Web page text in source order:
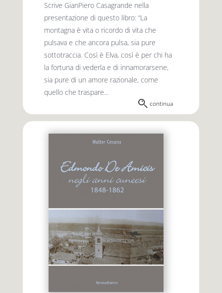
Scrive GianPiero Casagrande nella
presentazione di questo libro: “La
montagna è vita o ricordo di vita che
pulsava e che ancora pulsa, sia pure
sottotraccia. Così è Elva, così è per chi ha
la fortuna di vederla e di innamorarsene,
sia pure di un amore razionale, come
quello che traspare...
continua